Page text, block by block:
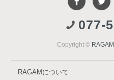
077-
Copyright © RAGAM
RAGAMについて